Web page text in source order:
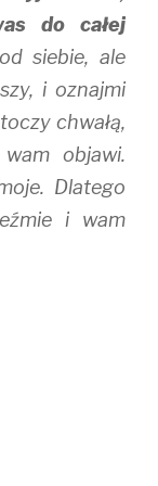
do całej
siebie, ale
i oznajmi
chwałą,
objawi.
Dlatego
i wam